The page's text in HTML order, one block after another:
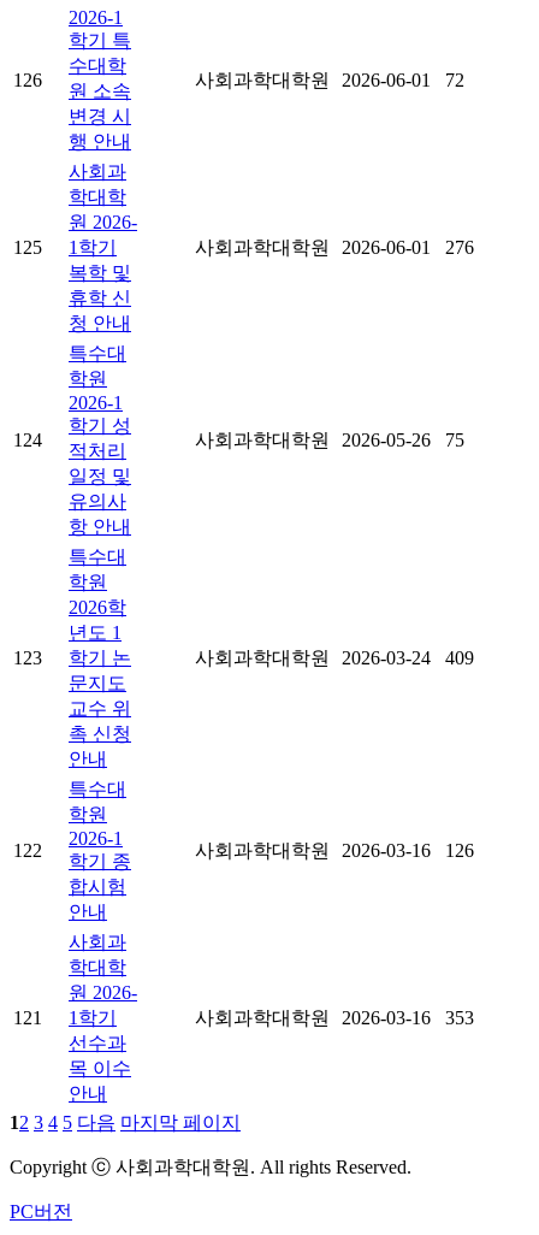
126
2026-1
학기 특
수대학
원 소속
변경 시
행 안내
사회과학대학원 2026-06-01 72
125
사회과
학대학
원 2026-
1학기
복학 및
휴학 신
청 안내
사회과학대학원 2026-06-01 276
124
특수대
학원
2026-1
학기 성
적처리
일정 및
유의사
항 안내
사회과학대학원 2026-05-26 75
123
특수대
학원
2026학
년도 1
학기 논
문지도
교수 위
촉 신청
안내
사회과학대학원 2026-03-24 409
122
특수대
학원
2026-1
학기 종
합시험
안내
사회과학대학원 2026-03-16 126
121
사회과
학대학
원 2026-
1학기
선수과
목 이수
안내
사회과학대학원 2026-03-16 353
12 3 4 5 다음 마지막 페이지
Copyright ⓒ 사회과학대학원. All rights Reserved.
PC버전